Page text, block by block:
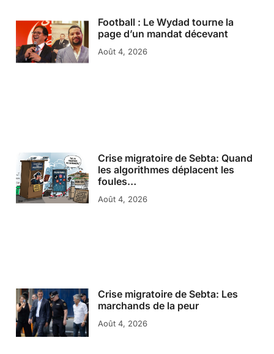
Football : Le Wydad tourne la
page d’un mandat décevant
Août 4, 2026
Crise migratoire de Sebta: Quand
les algorithmes déplacent les
foules…
Août 4, 2026
Crise migratoire de Sebta: Les
marchands de la peur
Août 4, 2026